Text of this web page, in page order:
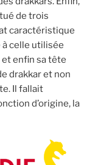
de trois
caractéristique
à celle utilisée
et enfin sa tête
drakkar et non
Il fallait
d’origine, la